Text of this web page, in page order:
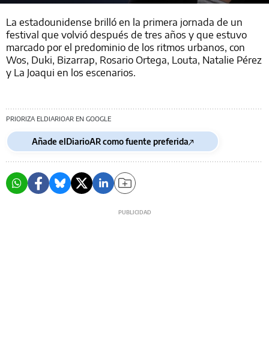
La estadounidense brilló en la primera jornada de un
festival que volvió después de tres años y que estuvo
marcado por el predominio de los ritmos urbanos, con
Wos, Duki, Bizarrap, Rosario Ortega, Louta, Natalie Pérez
y La Joaqui en los escenarios.
PRIORIZA ELDIARIOAR EN GOOGLE
Añade elDiarioAR como fuente preferida